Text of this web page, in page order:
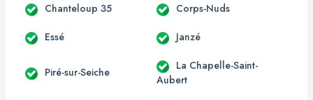
Chanteloup 35 Corps-Nuds
Essé Janzé
Piré-sur-Seiche
La Chapelle-Saint-
Aubert